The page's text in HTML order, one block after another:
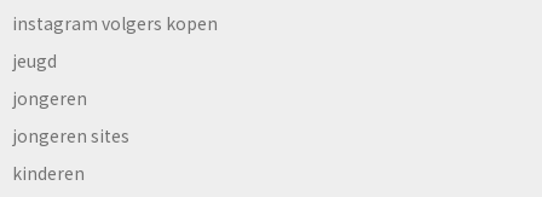
instagram volgers kopen
jeugd
jongeren
jongeren sites
kinderen